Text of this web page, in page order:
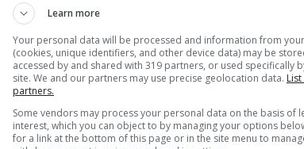
. Quest’ultimo, a due giorni
ore 20) ha risposto alla
non verrà sostituito“
Learn more
Your personal data will be processed and information from
(cookies, unique identifiers, and other device data) may be
accessed by and shared with 319 partners, or used specifically
site. We and our partners may use precise geolocation data.
partners.
Some vendors may process your personal data on the basis of
interest, which you can object to by managing your options
for a link at the bottom of this page or in the site menu to